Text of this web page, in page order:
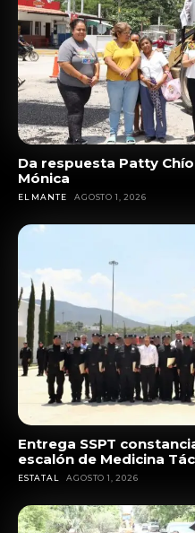
Da respuesta Patty
Mónica
EL MANTE AGOSTO 1, 2026
Entrega SSPT
escalón de Medicina
ESTATAL AGOSTO 1, 2026